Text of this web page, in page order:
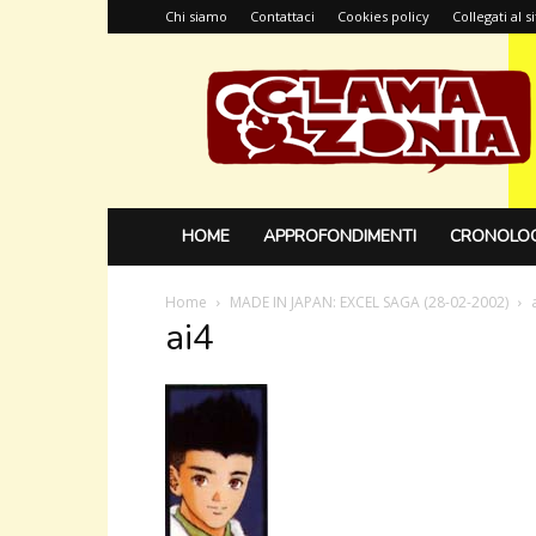
Chi siamo Contattaci Cookies policy Collegati al
Glamazonia,
il
blog
HOME APPROFONDIMENTI
Home MADE IN JAPAN: EXCEL SAGA (28-02-2002)
ai4